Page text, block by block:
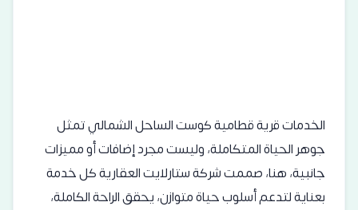
الخدمات قرية قطامية كوست الساحل الشمالي تمثل
جوهر الحياة المتكاملة، وليست مجرد إضافات أو مميزات
جانبية، هنا، صممت شركة ستارلايت العقارية كل خدمة
بعناية لتدعم أسلوب حياة متوازن، يحقق الراحة الكاملة،